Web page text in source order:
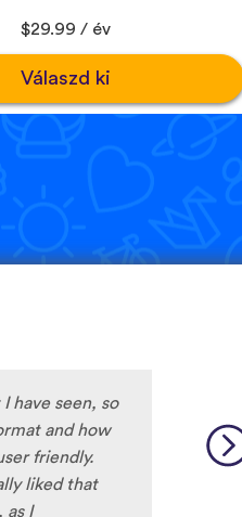
$29.99 / év
Válaszd ki
have seen, so
and how
friendly.
liked that
as I